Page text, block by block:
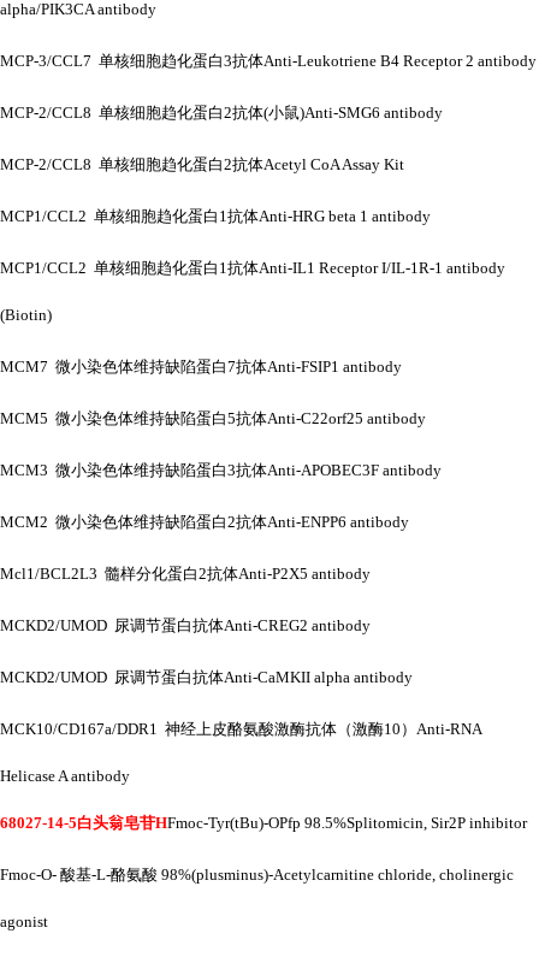
alpha/PIK3CA antibody
MCP-3/CCL7 单核细胞趋化蛋白3抗体Anti-Leukotriene B4 Receptor 2 antibody
MCP-2/CCL8 单核细胞趋化蛋白2抗体(小鼠)Anti-SMG6 antibody
MCP-2/CCL8 单核细胞趋化蛋白2抗体Acetyl CoA Assay Kit
MCP1/CCL2 单核细胞趋化蛋白1抗体Anti-HRG beta 1 antibody
MCP1/CCL2 单核细胞趋化蛋白1抗体Anti-IL1 Receptor I/IL-1R-1 antibody
(Biotin)
MCM7 微小染色体维持缺陷蛋白7抗体Anti-FSIP1 antibody
MCM5 微小染色体维持缺陷蛋白5抗体Anti-C22orf25 antibody
MCM3 微小染色体维持缺陷蛋白3抗体Anti-APOBEC3F antibody
MCM2 微小染色体维持缺陷蛋白2抗体Anti-ENPP6 antibody
Mcl1/BCL2L3 髓样分化蛋白2抗体Anti-P2X5 antibody
MCKD2/UMOD 尿调节蛋白抗体Anti-CREG2 antibody
MCKD2/UMOD 尿调节蛋白抗体Anti-CaMKII alpha antibody
MCK10/CD167a/DDR1 神经上皮酪氨酸激酶抗体（激酶10）Anti-RNA
Helicase A antibody
68027-14-5白头翁皂苷HFmoc-Tyr(tBu)-OPfp 98.5%Splitomicin, Sir2P inhibitor
Fmoc-O- 酸基-L-酪氨酸 98%(plusminus)-Acetylcarnitine chloride, cholinergic
agonist